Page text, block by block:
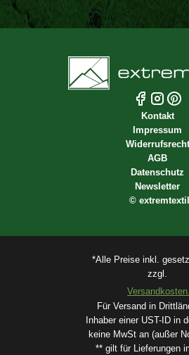
Kontakt
Impressum
Widerrufsrecht
AGB
Datenschutz
Newsletter
© extremtextil
*Alle Preise inkl.
zzgl.
Versandkosten.
Für Versand in
Inhaber einer UST-ID in
keine MwSt an (außer
** gilt für Lieferungen